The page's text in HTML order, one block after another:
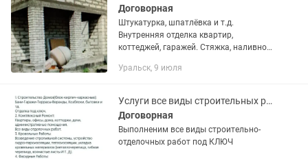
Договорная
Штукатурка, шпатлёвка и т.д.
Внутренняя отделка квартир,
коттеджей, гаражей. Стяжка, наливной
другие работы
Уральск, 9 июля
Услуги все виды строительных работ
Договорная
Выполненим все виды строительно-
отделочных работ под КЛЮЧ